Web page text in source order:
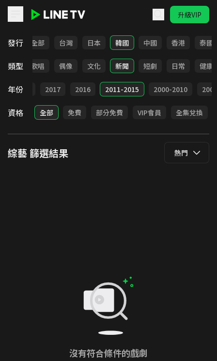
升級VIP
發行 全部 台灣 日本 韓國 中國 香港 泰國
類型
益智 歌唱 偶像 文化 新聞 短劇 日常 健康
年份
2018 2017 2016 2011-2015 2000-2010
資格 全部 免費 部分免費 VIP會員 全集兌換
綜藝篩選結果 熱門
沒有符合條件的戲劇